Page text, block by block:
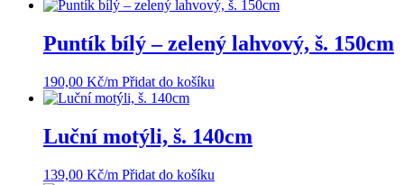
Puntík bílý – zelený lahvový, š. 150cm
190,00 Kč/m Přidat do košíku
Luční motýli, š. 140cm
139,00 Kč/m Přidat do košíku